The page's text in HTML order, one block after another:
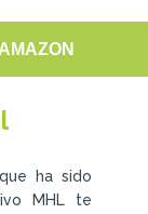
ha sido
MHL te